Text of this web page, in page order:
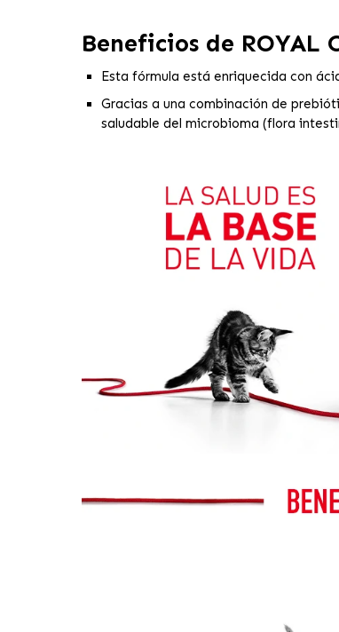
Beneficios de ROYAL
Esta fórmula está enriquecida con
Gracias a una combinación de
saludable del microbioma (flora